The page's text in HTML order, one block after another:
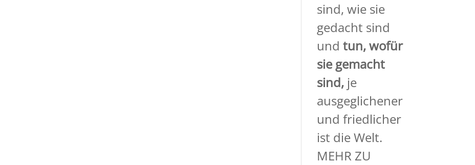
sind, wie sie
gedacht sind
undtun, wofür
sie gemacht
sind, je
ausgeglichener
und friedlicher
ist die Welt.
MEHR ZU